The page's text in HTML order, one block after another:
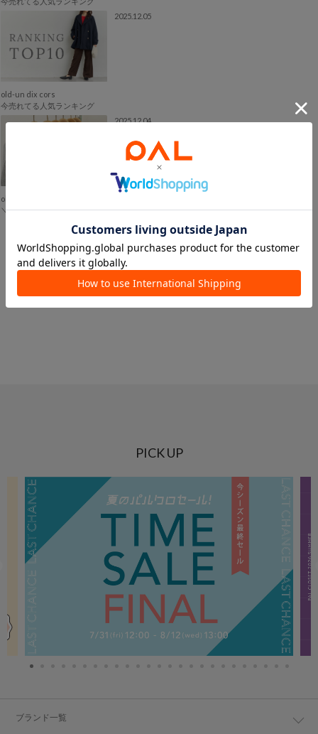
2025.12.05
old-un dix cors
今売れてる人気ランキング
2025.12.04
old-un dix cors
＼12/4(木)12:00-販売開始／新作アイテム
PICK UP
ブランド一覧